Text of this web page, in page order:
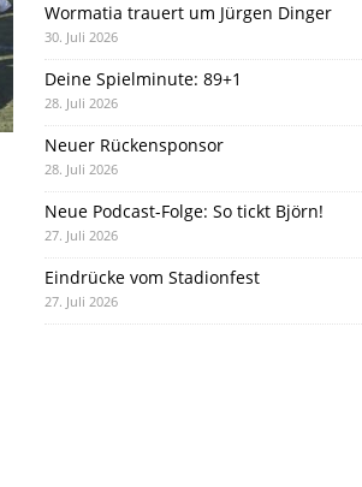
Wormatia trauert um Jürgen Dinger
30. Juli 2026
Deine Spielminute: 89+1
28. Juli 2026
Neuer Rückensponsor
28. Juli 2026
Neue Podcast-Folge: So tickt Björn!
27. Juli 2026
Eindrücke vom Stadionfest
27. Juli 2026